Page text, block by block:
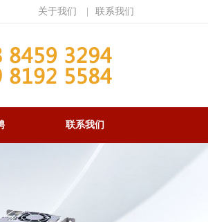
关于我们 联系我们
联系我们